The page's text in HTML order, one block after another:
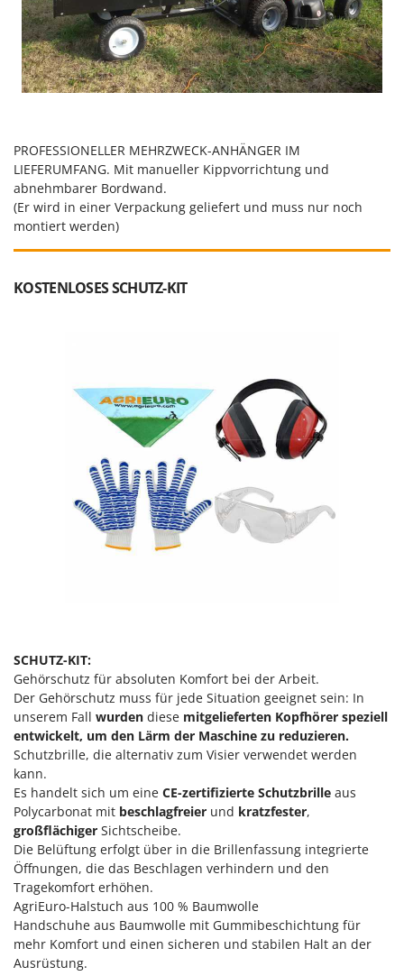
PROFESSIONELLER MEHRZWECK-ANHÄNGER IM
LIEFERUMFANG. Mit manueller Kippvorrichtung und
abnehmbarer Bordwand.
(Er wird in einer Verpackung geliefert und muss nur noch
montiert werden)
KOSTENLOSES SCHUTZ-KIT
SCHUTZ-KIT:
Gehörschutz für absoluten Komfort bei der Arbeit.
Der Gehörschutz muss für jede Situation geeignet sein: In
unserem Fall wurden diese mitgelieferten Kopfhörer speziell
entwickelt, um den Lärm der Maschine zu reduzieren.
Schutzbrille, die alternativ zum Visier verwendet werden
kann.
Es handelt sich um eine CE-zertifizierte Schutzbrille aus
Polycarbonat mit beschlagfreier und kratzfester,
großflächiger Sichtscheibe.
Die Belüftung erfolgt über in die Brillenfassung integrierte
Öffnungen, die das Beschlagen verhindern und den
Tragekomfort erhöhen.
AgriEuro-Halstuch aus 100 % Baumwolle
Handschuhe aus Baumwolle mit Gummibeschichtung für
mehr Komfort und einen sicheren und stabilen Halt an der
Ausrüstung.